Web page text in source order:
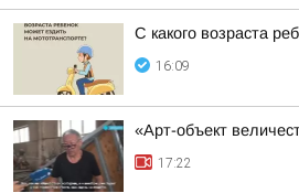
С какого возраста
16:09
«Арт-объект
17:22